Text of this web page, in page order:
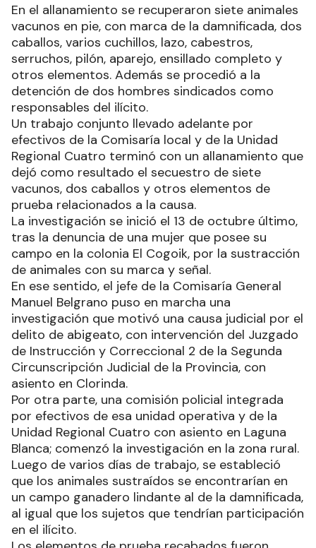
En el allanamiento se recuperaron siete animales
vacunos en pie, con marca de la damnificada, dos
caballos, varios cuchillos, lazo, cabestros,
serruchos, pilón, aparejo, ensillado completo y
otros elementos. Además se procedió a la
detención de dos hombres sindicados como
responsables del ilícito.
Un trabajo conjunto llevado adelante por
efectivos de la Comisaría local y de la Unidad
Regional Cuatro terminó con un allanamiento que
dejó como resultado el secuestro de siete
vacunos, dos caballos y otros elementos de
prueba relacionados a la causa.
La investigación se inició el 13 de octubre último,
tras la denuncia de una mujer que posee su
campo en la colonia El Cogoik, por la sustracción
de animales con su marca y señal.
En ese sentido, el jefe de la Comisaría General
Manuel Belgrano puso en marcha una
investigación que motivó una causa judicial por el
delito de abigeato, con intervención del Juzgado
de Instrucción y Correccional 2 de la Segunda
Circunscripción Judicial de la Provincia, con
asiento en Clorinda.
Por otra parte, una comisión policial integrada
por efectivos de esa unidad operativa y de la
Unidad Regional Cuatro con asiento en Laguna
Blanca; comenzó la investigación en la zona rural.
Luego de varios días de trabajo, se estableció
que los animales sustraídos se encontrarían en
un campo ganadero lindante al de la damnificada,
al igual que los sujetos que tendrían participación
en el ilícito.